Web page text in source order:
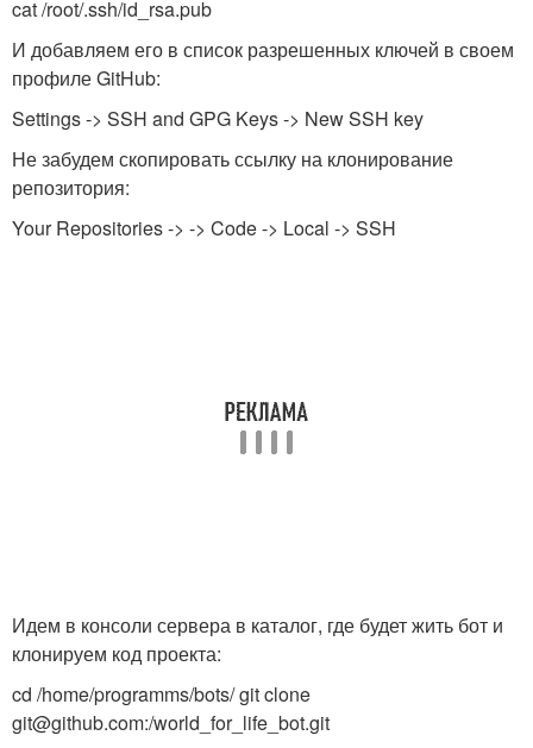
cat /root/.ssh/id_rsa.pub
И добавляем его в список разрешенных ключей в своем
профиле GitHub:
Settings -> SSH and GPG Keys -> New SSH key
Не забудем скопировать ссылку на клонирование
репозитория:
Your Repositories -> -> Code -> Local -> SSH
Идем в консоли сервера в каталог, где будет жить бот и
клонируем код проекта:
cd /home/programms/bots/ git clone
git@github.com:/world_for_life_bot.git